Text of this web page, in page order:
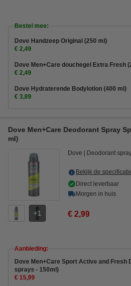
Bestel mee:
Dove Handzeep Original (250 ml)
€ 2,49
Dove Men+Care douchegel Extra Fresh
€ 2,49
Dove Hydraterende Bodylotion (400 ml)
€ 3,89
Dove Men+Care Deodorant Spray
ml)
1
Dove Deodorant
Bekijk de
Direct leverbaar
Morgen in huis
€ 2,99
Aanbieding:
Dove Men+Care Sport Active and Fresh
sprays - 150ml)
€ 15,99